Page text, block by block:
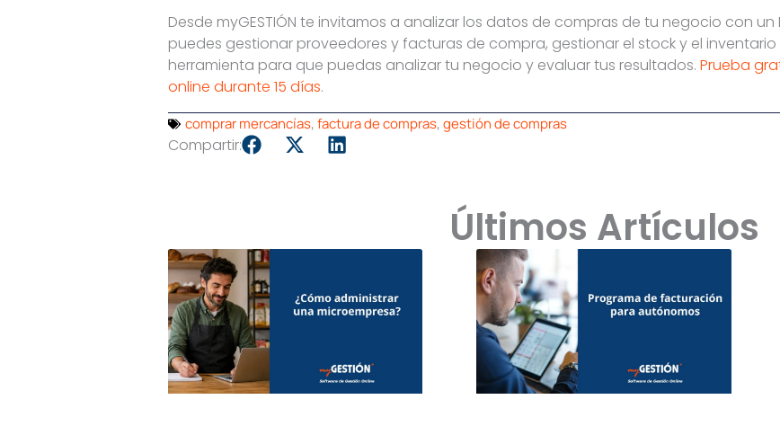
Desde myGESTIÓN te invitamos a analizar los datos de compras de tu negocio con un
puedes gestionar proveedores y facturas de compra, gestionar el stock y el
herramienta para que puedas analizar tu negocio y evaluar tus resultados. Prueba
online durante 15 días.
comprar mercancías,factura de compras,gestión de compras
Compartir:
Últimos Artículos